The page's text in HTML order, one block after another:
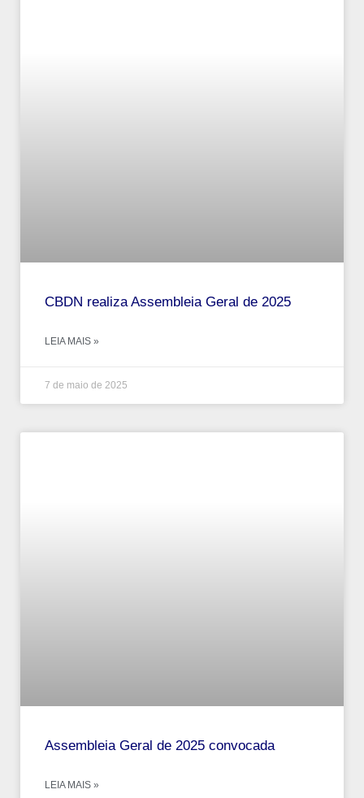
CBDN realiza Assembleia Geral de 2025
LEIA MAIS »
7 de maio de 2025
Assembleia Geral de 2025 convocada
LEIA MAIS »